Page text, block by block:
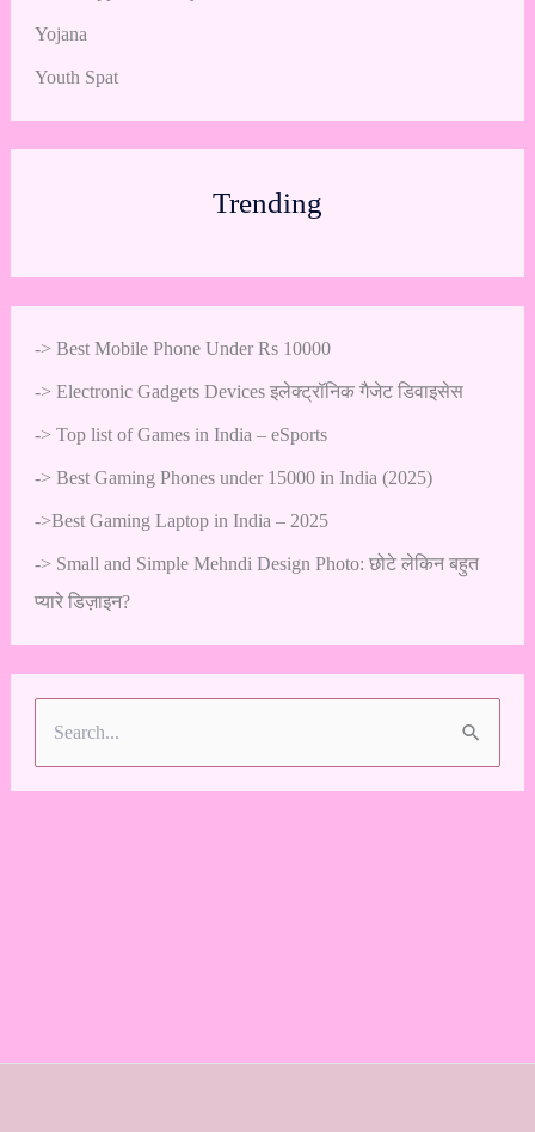
Yojana
Youth Spat
Trending
-> Best Mobile Phone Under Rs 10000
-> Electronic Gadgets Devices इलेक्ट्रॉनिक गैजेट डिवाइसेस
-> Top list of Games in India – eSports
-> Best Gaming Phones under 15000 in India (2025)
->Best Gaming Laptop in India – 2025
-> Small and Simple Mehndi Design Photo: छोटे लेकिन बहुत
प्यारे डिज़ाइन?